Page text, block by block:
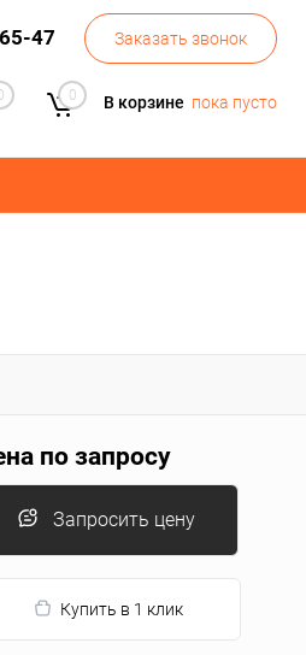
47 Заказать звонок
0 В корзине пока пусто
по запросу
Запросить цену
Купить в 1 клик